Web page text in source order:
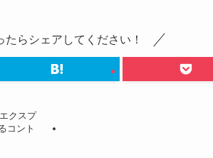
たらシェアしてください！
クスプ
コント